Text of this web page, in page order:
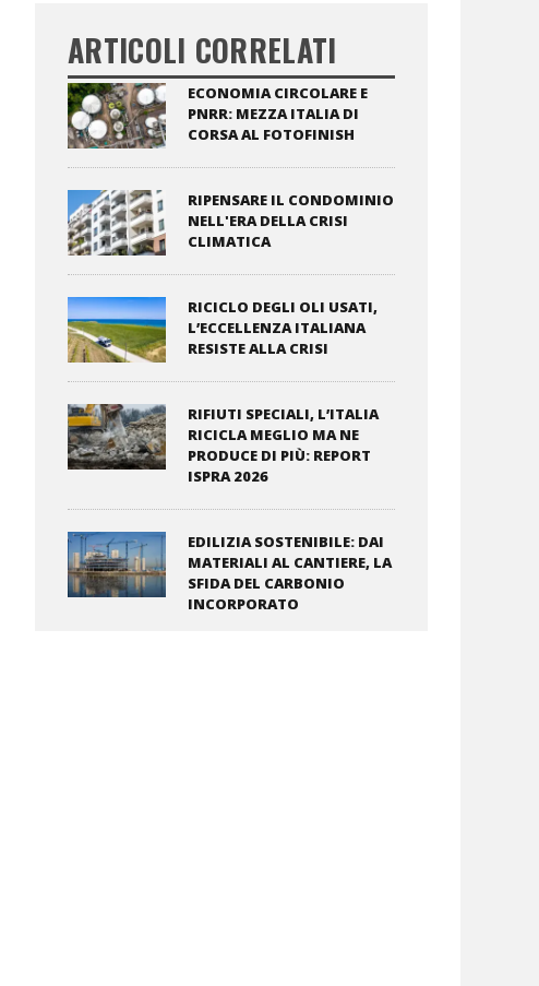
ARTICOLI CORRELATI
ECONOMIA CIRCOLARE E
PNRR: MEZZA ITALIA DI
CORSA AL FOTOFINISH
RIPENSARE IL CONDOMINIO
NELL'ERA DELLA CRISI
CLIMATICA
RICICLO DEGLI OLI USATI,
L’ECCELLENZA ITALIANA
RESISTE ALLA CRISI
RIFIUTI SPECIALI, L’ITALIA
RICICLA MEGLIO MA NE
PRODUCE DI PIÙ: REPORT
ISPRA 2026
EDILIZIA SOSTENIBILE: DAI
MATERIALI AL CANTIERE, LA
SFIDA DEL CARBONIO
INCORPORATO